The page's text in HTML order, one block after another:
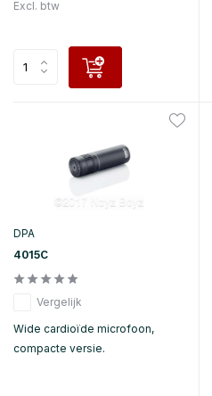
Excl. btw
DPA
4015C
Vergelijk
Wide cardioïde microfoon,
compacte versie.